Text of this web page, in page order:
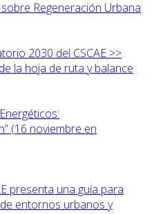
Regeneración Urbana
2030 del CSCAE >>
la hoja de ruta y balance
(16 noviembre en
presenta una guía para
entornos urbanos y